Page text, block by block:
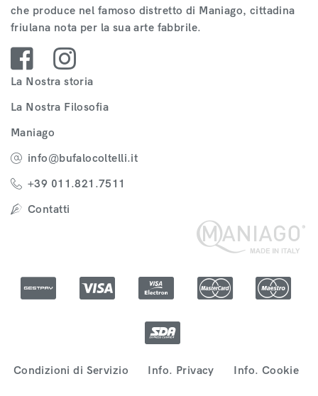
che produce nel famoso distretto di Maniago, cittadina
friulana nota per la sua arte fabbrile.
La Nostra storia
La Nostra Filosofia
Maniago
info@bufalocoltelli.it
+39 011.821.7511
Contatti
Condizioni di Servizio Info. Privacy Info. Cookie